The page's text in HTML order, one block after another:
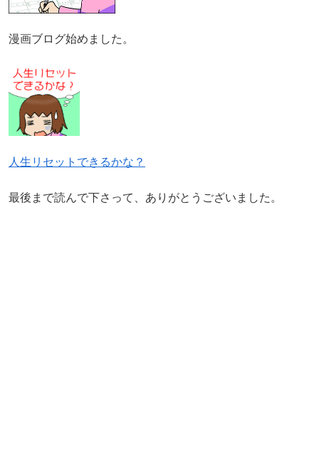
漫画ブログ始めました。
人生リセットできるかな？
最後まで読んで下さって、ありがとうございました。